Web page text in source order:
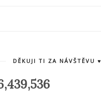
DĚKUJI TI ZA NÁVŠTĚVU ♥